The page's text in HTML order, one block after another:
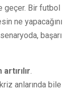
geçer. Bir futbol
ne yapacağını
başarı
.
anlarında bile